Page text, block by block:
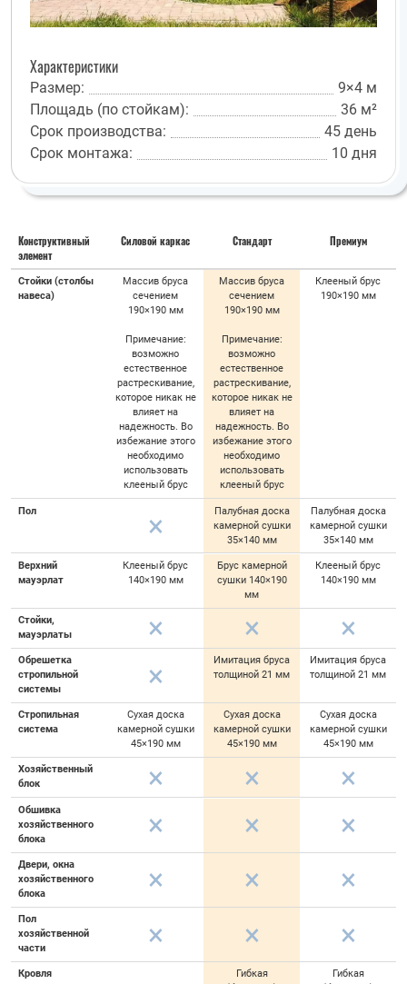
Характеристики
Размер:
9×4 м
Площадь (по стойкам):
36 м²
Срок производства:
45 день
Срок монтажа:
10 дня
Конструктивный
элемент
Силовой каркас Стандарт Премиум
Стойки (столбы
навеса)
Массив бруса
сечением
190×190 мм
Примечание:
возможно
естественное
растрескивание,
которое никак не
влияет на
надежность. Во
избежание этого
необходимо
использовать
клееный брус
Массив бруса
сечением
190×190 мм
Примечание:
возможно
естественное
растрескивание,
которое никак не
влияет на
надежность. Во
избежание этого
необходимо
использовать
клееный брус
Клееный брус
190×190 мм
Пол
Палубная доска
камерной сушки
35×140 мм
Палубная доска
камерной сушки
35×140 мм
Верхний
мауэрлат
Клееный брус
140×190 мм
Брус камерной
сушки 140×190
мм
Клееный брус
140×190 мм
Стойки,
мауэрлаты
Обрешетка
стропильной
системы
Имитация бруса
толщиной 21 мм
Имитация бруса
толщиной 21 мм
Стропильная
система
Сухая доска
камерной сушки
45×190 мм
Сухая доска
камерной сушки
45×190 мм
Сухая доска
камерной сушки
45×190 мм
Хозяйственный
блок
Обшивка
хозяйственного
блока
Двери, окна
хозяйственного
блока
Пол
хозяйственной
части
Кровля
Гибкая
Гибкая